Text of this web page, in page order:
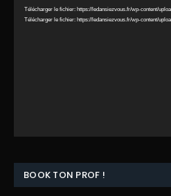
Télécharger le fichier: https://ledansiezvous.fr/wp-content/
Télécharger le fichier: https://ledansiezvous.fr/wp-content/
BOOK TON PROF !